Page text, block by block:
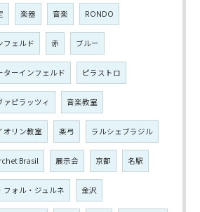
楽器 音楽 RONDO
フェルド 赤 ブルー
ターインフェルド ピラストロ
ァピラッツィ 音楽教室
オリン教室 楽弓 ラルシェブラジル
Brasil 展示会 京都 名駅
フォル・ジュルネ 金沢